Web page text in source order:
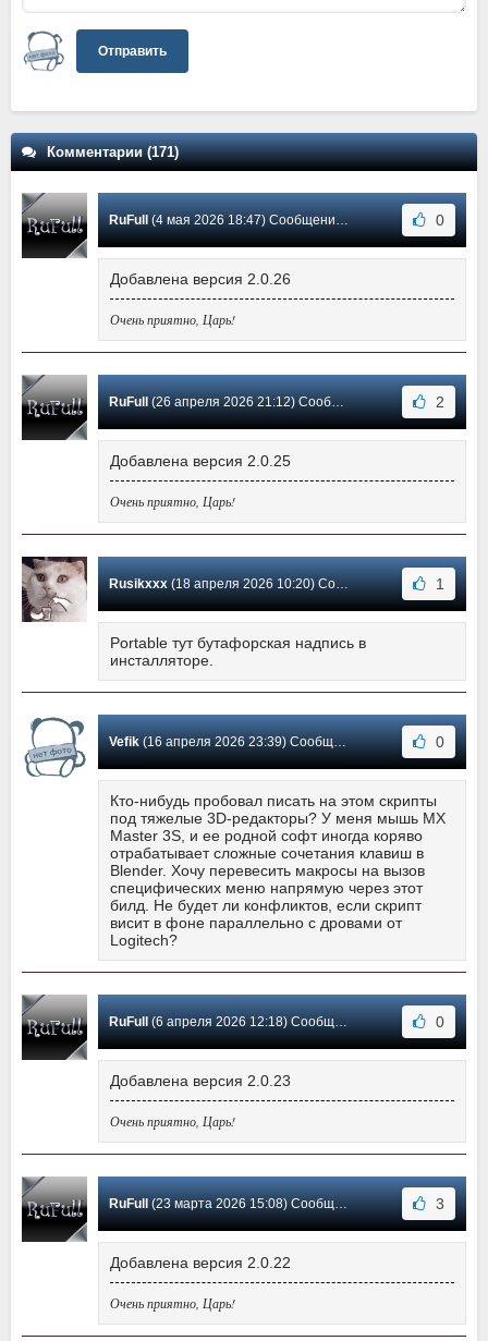
Отправить
Комментарии (171)
RuFull(4 мая 2026 18:47) Сообщение #163 0
Добавлена версия 2.0.26
Очень приятно, Царь!
RuFull(26 апреля 2026 21:12) Сообщение #162 2
Добавлена версия 2.0.25
Очень приятно, Царь!
Rusikxxx(18 апреля 2026 10:20) Сообщение #161 1
Portable тут бутафорская надпись в
инсталляторе.
Vefik(16 апреля 2026 23:39) Сообщение #160 0
Кто-нибудь пробовал писать на этом скрипты
под тяжелые 3D-редакторы? У меня мышь MX
Master 3S, и ее родной софт иногда коряво
отрабатывает сложные сочетания клавиш в
Blender. Хочу перевесить макросы на вызов
специфических меню напрямую через этот
билд. Не будет ли конфликтов, если скрипт
висит в фоне параллельно с дровами от
Logitech?
RuFull(6 апреля 2026 12:18) Сообщение #159 0
Добавлена версия 2.0.23
Очень приятно, Царь!
RuFull(23 марта 2026 15:08) Сообщение #158 3
Добавлена версия 2.0.22
Очень приятно, Царь!